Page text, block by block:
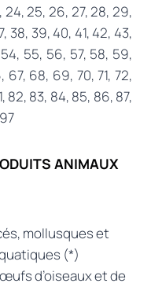
24, 25, 26, 27, 28, 29,
38, 39, 40, 41, 42, 43,
55, 56, 57, 58, 59,
68, 69, 70, 71, 72,
82, 83, 84, 85, 86, 87,
ANIMAUX
mollusques et
(*)
d’oiseaux et de